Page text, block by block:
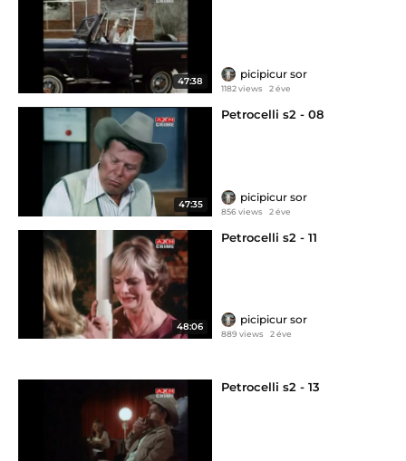
47:38
picipicur sor
1182 views 2 éve
47:35
Petrocelli s2 - 08
picipicur sor
856 views 2 éve
48:06
Petrocelli s2 - 11
picipicur sor
889 views 2 éve
Petrocelli s2 - 13